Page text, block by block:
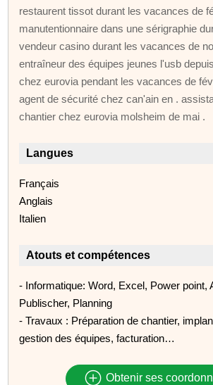
restaurent tissot durant les vacances de
manutentionnaire dans une sérigraphie
vendeur casino durant les vacances de
entraîneur des équipes jeunes l'usb
chez eurovia pendant les vacances de
agent de sécurité chez can'ain en .
chantier chez eurovia molsheim de mai .
Langues
Français
Anglais
Italien
Atouts et compétences
- Informatique: Word, Excel, Power point,
Publischer, Planning
- Travaux : Préparation de chantier,
gestion des équipes, facturation…
Obtenir ses